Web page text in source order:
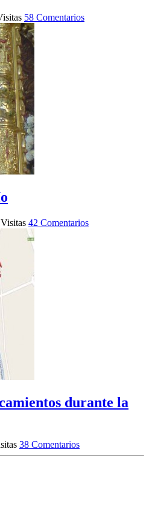
58 Comentarios
42 Comentarios
durante la
38 Comentarios